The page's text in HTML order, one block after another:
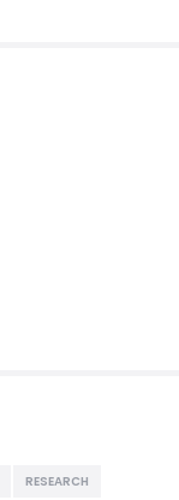
RESEARCH